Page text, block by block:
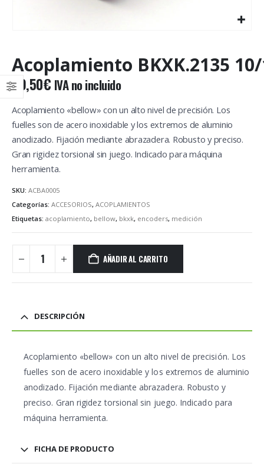
Acoplamiento BKXK.2135
29,50€ IVA no incluido
Acoplamiento «bellow» con un alto nivel de precisión. Los
fuelles son de acero inoxidable y los extremos de aluminio
anodizado. Fijación mediante abrazadera. Robusto y preciso.
Gran rigidez torsional sin juego. Indicado para máquina
herramienta.
SKU: ACBA0005
Categorías: ACCESORIOS, ACOPLAMIENTOS
Etiquetas: acoplamiento, bellow, bkxk, encoders, medición
AÑADIR AL CARRITO
DESCRIPCIÓN
Acoplamiento «bellow» con un alto nivel de precisión. Los
fuelles son de acero inoxidable y los extremos de aluminio
anodizado. Fijación mediante abrazadera. Robusto y
preciso. Gran rigidez torsional sin juego. Indicado para
máquina herramienta.
FICHA DE PRODUCTO